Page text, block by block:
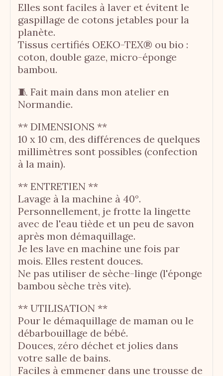
Elles sont faciles à laver et évitent le
gaspillage de cotons jetables pour la
planète.
Tissus certifiés OEKO-TEX® ou bio :
coton, double gaze, micro-éponge
bambou.
🧵 Fait main dans mon atelier en
Normandie.
** DIMENSIONS **
10 x 10 cm, des différences de quelques
millimètres sont possibles (confection
à la main).
** ENTRETIEN **
Lavage à la machine à 40°.
Personnellement, je frotte la lingette
avec de l'eau tiède et un peu de savon
après mon démaquillage.
Je les lave en machine une fois par
mois. Elles restent douces.
Ne pas utiliser de sèche-linge (l'éponge
bambou sèche très vite).
** UTILISATION **
Pour le démaquillage de maman ou le
débarbouillage de bébé.
Douces, zéro déchet et jolies dans
votre salle de bains.
Faciles à emmener dans une trousse de